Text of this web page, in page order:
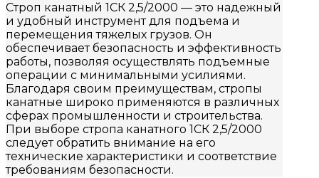
Строп канатный 1СК 2,5/2000 — это надежный
и удобный инструмент для подъема и
перемещения тяжелых грузов. Он
обеспечивает безопасность и эффективность
работы, позволяя осуществлять подъемные
операции с минимальными усилиями.
Благодаря своим преимуществам, стропы
канатные широко применяются в различных
сферах промышленности и строительства.
При выборе стропа канатного 1СК 2,5/2000
следует обратить внимание на его
технические характеристики и соответствие
требованиям безопасности.